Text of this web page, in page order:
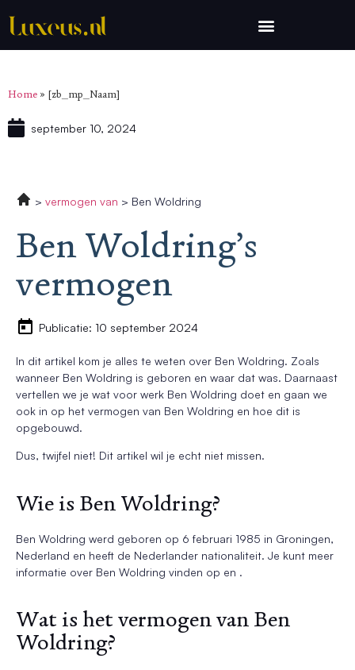
Home » [zb_mp_Naam]
september 10, 2024
vermogen van Ben Woldring
Ben Woldring’s
vermogen
Publicatie: 10 september 2024
In dit artikel kom je alles te weten over Ben Woldring. Zoals
wanneer Ben Woldring is geboren en waar dat was. Daarnaast
vertellen we je wat voor werk Ben Woldring doet en gaan we
ook in op het vermogen van Ben Woldring en hoe dit is
opgebouwd.
Dus, twijfel niet! Dit artikel wil je echt niet missen.
Wie is Ben Woldring?
Ben Woldring werd geboren op 6 februari 1985 in Groningen,
Nederland en heeft de Nederlander nationaliteit. Je kunt meer
informatie over Ben Woldring vinden op en .
Wat is het vermogen van Ben
Woldring?